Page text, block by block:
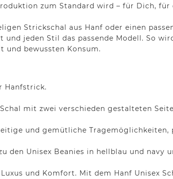
zum Standard wird – für Dich,
Strickschal aus Hanf oder einen
und jeden Stil das passende Modell. So
bewussten Konsum.
Hanfstrick.
mit zwei verschieden gestalteten
und gemütliche Tragemöglichkeiten,
den Unisex Beanies in hellblau und navy
und Komfort. Mit dem Hanf Unisex